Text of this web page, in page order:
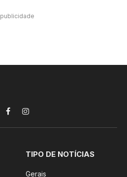
publicidade
FacebookInstagram
TIPO DE NOTÍCIAS
Gerais